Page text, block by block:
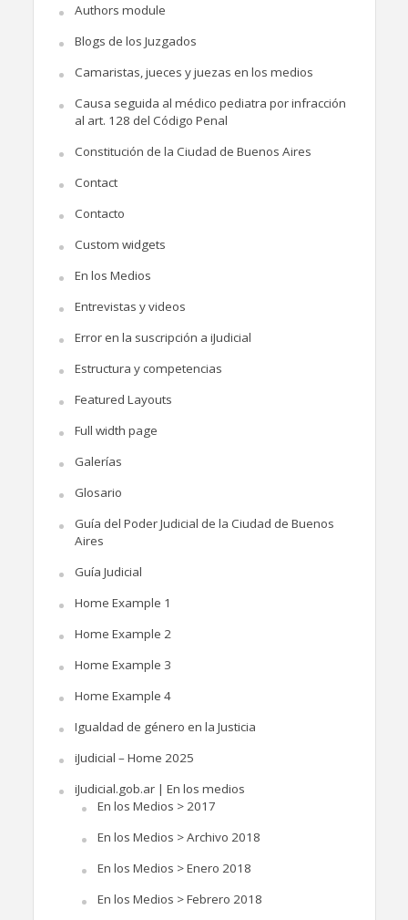
Authors module
Blogs de los Juzgados
Camaristas, jueces y juezas en los medios
Causa seguida al médico pediatra por infracción
al art. 128 del Código Penal
Constitución de la Ciudad de Buenos Aires
Contact
Contacto
Custom widgets
En los Medios
Entrevistas y videos
Error en la suscripción a iJudicial
Estructura y competencias
Featured Layouts
Full width page
Galerías
Glosario
Guía del Poder Judicial de la Ciudad de Buenos
Aires
Guía Judicial
Home Example 1
Home Example 2
Home Example 3
Home Example 4
Igualdad de género en la Justicia
iJudicial – Home 2025
iJudicial.gob.ar | En los medios
En los Medios > 2017
En los Medios > Archivo 2018
En los Medios > Enero 2018
En los Medios > Febrero 2018